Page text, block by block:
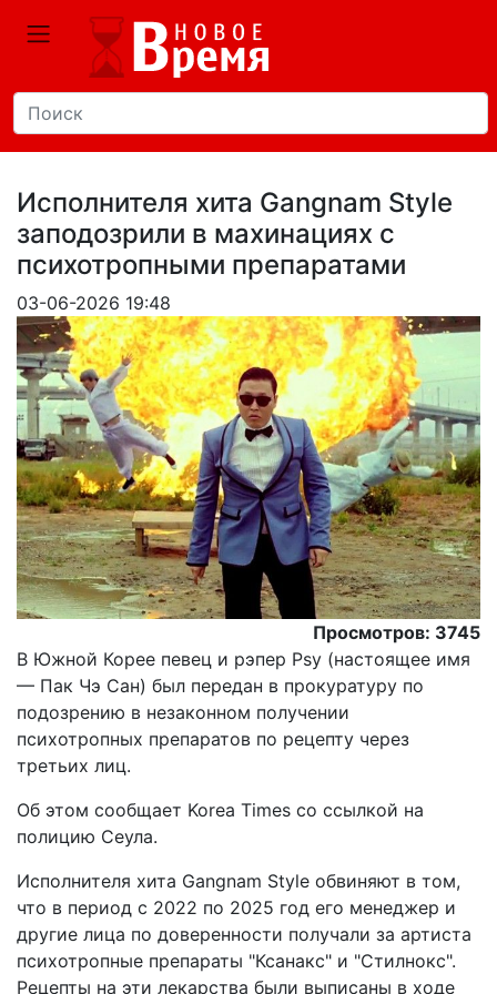
Исполнителя хита Gangnam Style
заподозрили в махинациях с
психотропными препаратами
03-06-2026 19:48
Просмотров: 3745
В Южной Корее певец и рэпер Psy (настоящее имя
— Пак Чэ Сан) был передан в прокуратуру по
подозрению в незаконном получении
психотропных препаратов по рецепту через
третьих лиц.
Об этом сообщает Korea Times со ссылкой на
полицию Сеула.
Исполнителя хита Gangnam Style обвиняют в том,
что в период с 2022 по 2025 год его менеджер и
другие лица по доверенности получали за артиста
психотропные препараты "Ксанакс" и "Стилнокс".
Рецепты на эти лекарства были выписаны в ходе